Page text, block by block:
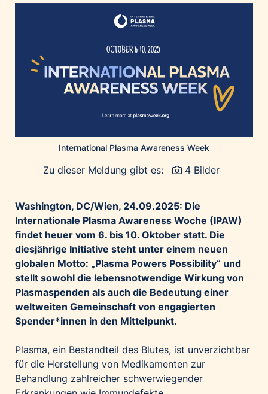
Huawei Consumer Business Group
JP Immobilien
Kroatische Zentrale für Tourismus
Microsoft
Muse Electronics
Neuroth
öbv – Österreichischer Bundesverlag
Ökopharm
Palfinger AG
Polestar
REXEL Austria
Superbrands Austria
Tante Fanny
Vollpension
International Plasma Awareness Week
Zu dieser Meldung gibt es: 4 Bilder
Washington, DC/Wien, 24.09.2025: Die
Internationale Plasma Awareness Woche (IPAW)
findet heuer vom 6. bis 10. Oktober statt. Die
diesjährige Initiative steht unter einem neuen
globalen Motto: „Plasma Powers Possibility“ und
stellt sowohl die lebensnotwendige Wirkung von
Plasmaspenden als auch die Bedeutung einer
weltweiten Gemeinschaft von engagierten
Spender*innen in den Mittelpunkt.
Plasma, ein Bestandteil des Blutes, ist unverzichtbar
für die Herstellung von Medikamenten zur
Behandlung zahlreicher schwerwiegender